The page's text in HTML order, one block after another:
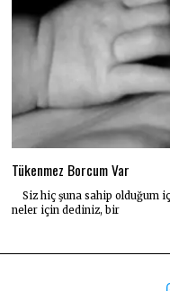
Tükenmez Borcum Var
Siz hiç şuna sahip olduğum
neler için dediniz, bir